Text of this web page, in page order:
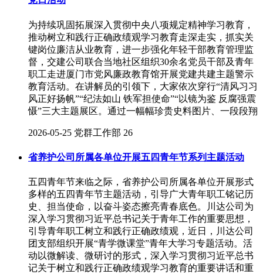
为持续巩固拓展深入贯彻中央八项规定精神学习教育，
推动树立和践行正确政绩观学习教育走深走实，抓实关
键岗位廉洁从业教育，进一步强化年轻干部教育管理监
督，交建公司联合当地社区组织30余名党员干部及青年
职工走进厦门市党风廉政教育馆开展党建共建主题警示
教育活动。在讲解员的引领下，大家依次穿行“清风习习
风正好扬帆”“纪法如山 铁军担使命”“以镜为鉴 反腐强震
慑”三大主题展区。通过一幅幅珍贵史料图片、一段段翔
2026-05-25 党群工作部 26
省养护公司所属各单位开展五四青年节系列主题活动
五四青年节来临之际，省养护公司所属各单位开展形式
多样的五四青年节主题活动，引导广大青年职工铭记历
史、担当使命，以奋斗姿态擦亮青春底色。川达公司为
深入学习贯彻习近平总书记关于青年工作的重要思想，
引导青年职工树立和践行正确政绩观，近日，川达公司
团支部组织开展“青学微课堂”青年大学习专题活动。活
动以微解读、微研讨的形式，深入学习贯彻习近平总书
记关于树立和践行正确政绩观学习教育的重要讲话和重